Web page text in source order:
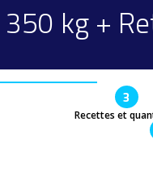
kg +
3
Recettes et